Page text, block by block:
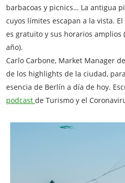
barbacoas y picnics… La antigua
cuyos límites escapan a la vista.
es gratuito y sus horarios amplios
año).
Carlo Carbone, Market Manager de
de los highlights de la ciudad,
esencia de Berlín a día de hoy.
podcast de Turismo y el